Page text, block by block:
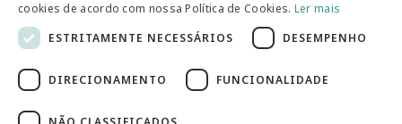
@westwingbr
Somos uma empresa certificada
cookies de acordo com nossa Política de Cookies. Ler mais
ESTRITAMENTE NECESSÁRIOS
DESEMPENHO
DIRECIONAMENTO FUNCIONALIDADE